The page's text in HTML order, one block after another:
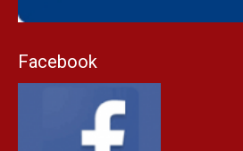
Facebook